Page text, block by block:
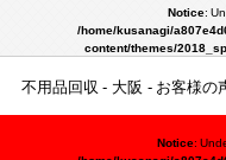
Notice:
/home/kusanagi/
content/themes/
不用品回収 大阪 お客様の
Notice: